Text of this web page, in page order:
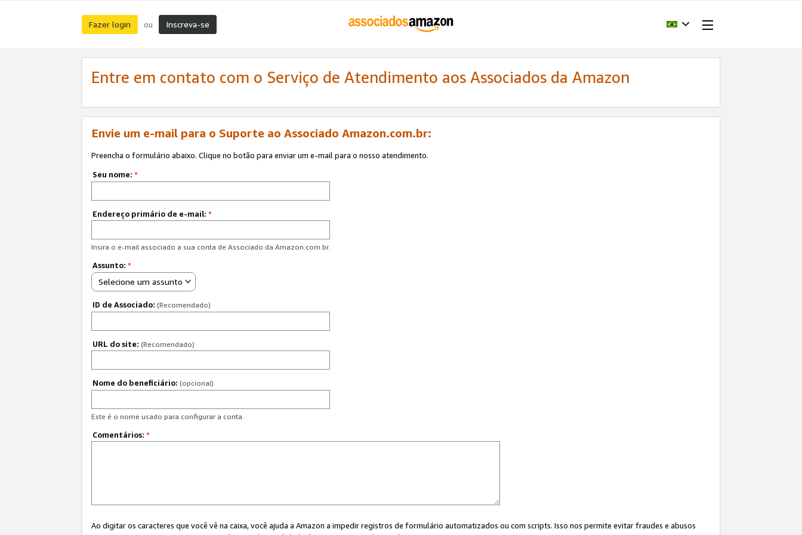
Fazer login ou Inscreva-se
Entre em contato com o Serviço de Atendimento aos Associados da Amazon
Envie um e-mail para o Suporte ao Associado Amazon.com.br:
Preencha o formulário abaixo. Clique no botão para enviar um e-mail para o nosso atendimento.
Seu nome: *
Endereço primário de e-mail: *
Insira o e-mail associado a sua conta de Associado da Amazon.com.br.
Assunto: *
Selecione um assunto
ID de Associado: (Recomendado)
URL do site: (Recomendado)
Nome do beneficiário: (opcional)
Este é o nome usado para configurar a conta.
Comentários: *
Ao digitar os caracteres que você vê na caixa, você ajuda a Amazon a impedir registros de formulário automatizados ou com scripts. Isso nos permite evitar fraudes e abusos